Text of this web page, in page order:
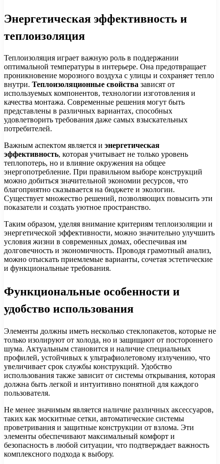
Энергетическая эффективность и
теплоизоляция
Теплоизоляция играет важную роль в поддержании
оптимальной температуры в интерьере. Она предотвращает
проникновение морозного воздуха с улицы и сохраняет тепло
внутри. Теплоизоляционные свойства зависят от
используемых компонентов, технологии изготовления и
качества монтажа. Современные решения могут быть
представлены в различных вариантах, способных
удовлетворить требования даже самых взыскательных
потребителей.
Важным аспектом является и энергетическая
эффективность, которая учитывает не только уровень
теплопотерь, но и влияние окружения на общее
энергопотребление. При правильном выборе конструкций
можно добиться значительной экономии ресурсов, что
благоприятно сказывается на бюджете и экологии.
Существует множество решений, позволяющих повысить эти
показатели и создать уютное пространство.
Таким образом, уделяя внимание критериям теплоизоляции и
энергетической эффективности, можно значительно улучшить
условия жизни в современных домах, обеспечивая им
долговечность и экономичность. Проводя грамотный анализ,
можно отыскать приемлемые варианты, сочетая эстетические
и функциональные требования.
Функциональные особенности и
удобство использования
Элементы должны иметь несколько стеклопакетов, которые не
только изолируют от холода, но и защищают от постороннего
шума. Актуальным становится и наличие специальных
профилей, устойчивых к ультрафиолетовому излучению, что
увеличивает срок службы конструкций. Удобство
использования также зависит от системы открывания, которая
должна быть легкой и интуитивно понятной для каждого
пользователя.
Не менее значимым является наличие различных аксессуаров,
таких как москитные сетки, автоматические системы
проветривания и защитные конструкции от взлома. Эти
элементы обеспечивают максимальный комфорт и
безопасность в любой ситуации, что подтверждает важность
комплексного подхода к выбору.